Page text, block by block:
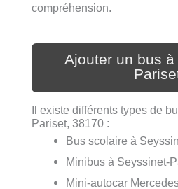
compréhension.
Ajouter un bus
Il existe différents types de
Pariset, 38170 :
Bus scolaire à
Minibus à Seyssinet-
Mini-autocar